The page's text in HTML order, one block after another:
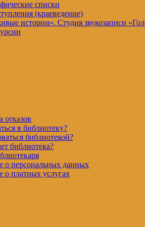
списки
(краеведение)
истории». Студия звукозаписи
отказов
в библиотеку?
библиотекой?
библиотека?
о персональных данных
о платных услугах